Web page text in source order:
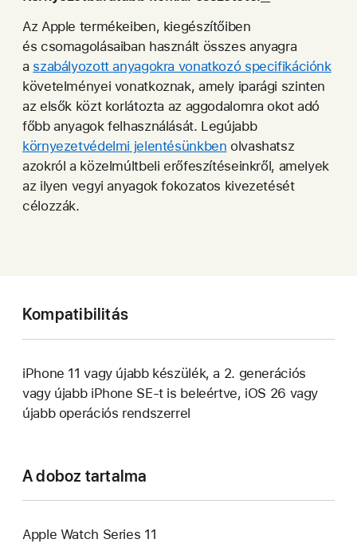
Az Apple termékeiben, kiegészítőiben
és csomagolásaiban használt összes anyagra
a szabályozott anyagokra vonatkozó specifikációnk
követelményei vonatkoznak, amely iparági szinten
az elsők közt korlátozta az aggodalomra okot adó
főbb anyagok felhasználását. Legújabb
környezetvédelmi jelentésünkben olvashatsz
azokról a közel­múltbeli erő­feszítéseinkről, amelyek
az ilyen vegyi anyagok fokozatos kivezetését
célozzák.
Kompatibilitás
iPhone 11 vagy újabb készülék, a 2. generációs
vagy újabb iPhone SE-t is beleértve, iOS 26 vagy
újabb operációs rendszerrel
A doboz tartalma
Apple Watch Series 11